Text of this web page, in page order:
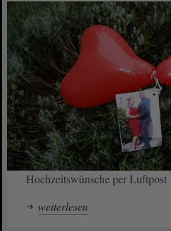
Hochzeitswünsche per Luftpost
weiterlesen